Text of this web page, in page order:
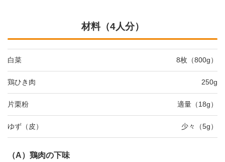
材料（4人分）
白菜 8枚（800g）
鶏ひき肉 250g
片栗粉 適量（18g）
ゆず（皮） 少々（5g）
（A）鶏肉の下味